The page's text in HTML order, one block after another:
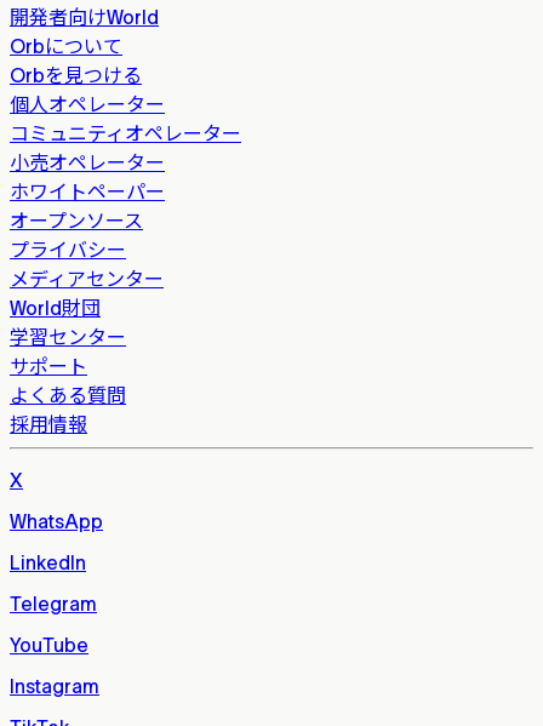
開発者向けWorld
Orbについて
Orbを見つける
個人オペレーター
コミュニティオペレーター
小売オペレーター
ホワイトペーパー
オープンソース
プライバシー
メディアセンター
World財団
学習センター
サポート
よくある質問
採用情報
X
WhatsApp
LinkedIn
Telegram
YouTube
Instagram